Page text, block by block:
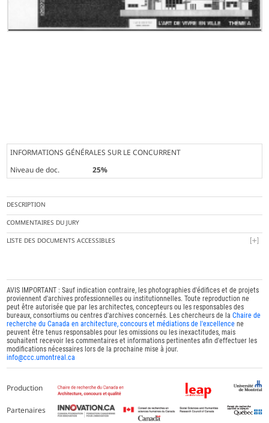
INFORMATIONS GÉNÉRALES SUR LE CONCURRENT
Niveau de doc.
25%
DESCRIPTION
COMMENTAIRES DU JURY
LISTE DES DOCUMENTS ACCESSIBLES
AVIS IMPORTANT : Sauf indication contraire, les photographies d'édifices et de projets
proviennent d'archives professionnelles ou institutionnelles. Toute reproduction ne
peut être autorisée que par les architectes, concepteurs ou les responsables des
bureaux, consortiums ou centres d'archives concernés. Les chercheurs de laChaire de
recherche du Canada en architecture, concours et médiations de l'excellence ne
peuvent être tenus responsables pour les omissions ou les inexactitudes, mais
souhaitent recevoir les commentaires et informations pertinentes afin d'effectuer les
modifications nécessaires lors de la prochaine mise à jour.
info@ccc.umontreal.ca
Production
Partenaires